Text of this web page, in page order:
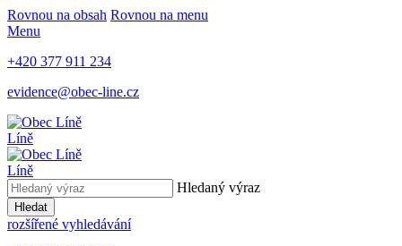
Rovnou na obsah Rovnou na menu
Menu
+420 377 911 234
evidence@obec-line.cz
Líně
Líně
Hledaný výraz
Hledat
rozšířené vyhledávání